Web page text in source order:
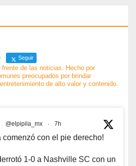
Seguir
frente de las noticias. Hecho por
preocupados por brindar
de alto valor y contenido.
@elpipila_mx · 7h
comenzó con el pie derecho!
1-0 a Nashville SC con un